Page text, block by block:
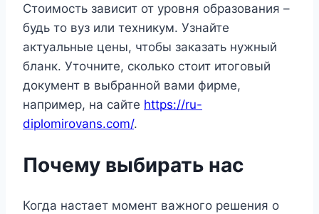
Стоимость зависит от уровня образования –
будь то вуз или техникум. Узнайте
актуальные цены, чтобы заказать нужный
бланк. Уточните, сколько стоит итоговый
документ в выбранной вами фирме,
например, на сайте https://ru-
diplomirovans.com/.
Почему выбирать нас
Когда настает момент важного решения о